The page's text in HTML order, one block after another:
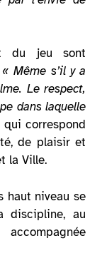
du jeu sont
« Même s’il y a
Le respect,
dans laquelle
correspond
de plaisir et
la Ville.
haut niveau se
discipline, au